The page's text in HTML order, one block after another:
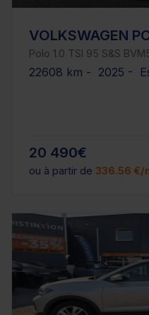
VOLKSWAGEN
Polo 1.0 TSI 95 S&S
22608 km - 2025 -
20 490€
ou à partir de 336.56 €/